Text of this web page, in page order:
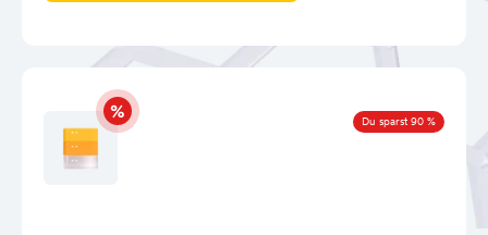
Du sparst 90 %